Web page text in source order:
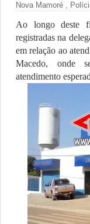
Nova Mamoré ,
Ao longo deste
registradas na
em relação ao
Macedo, onde
atendimento